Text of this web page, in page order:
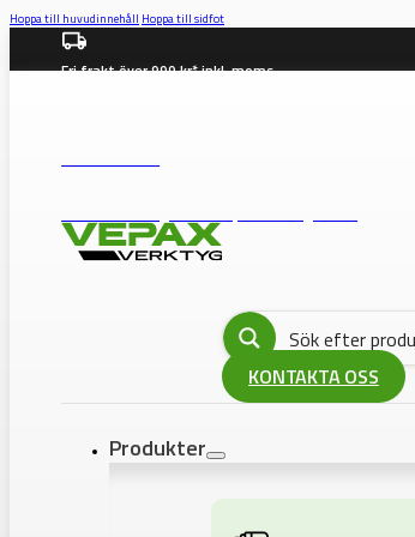
Hoppa till huvudinnehåll Hoppa till sidfot
Fri frakt över 999 kr* inkl. moms
KONTAKTA OSS
Produkter